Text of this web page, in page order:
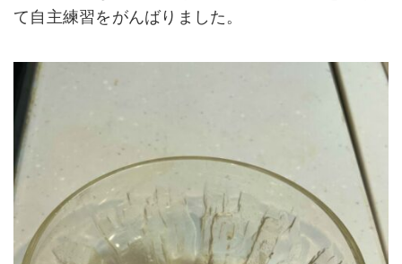
て自主練習をがんばりました。